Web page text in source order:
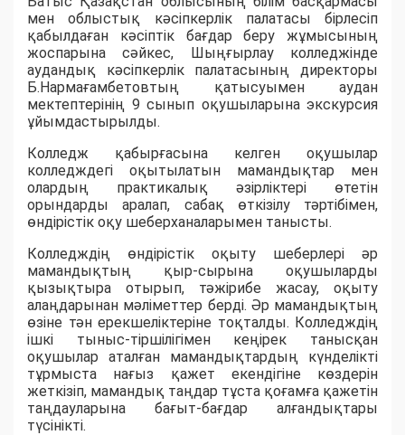
мен облыстық кәсіпкерлік палатасы бірлесіп
қабылдаған кәсіптік бағдар беру жұмысының
жоспарына сәйкес, Шыңғырлау колледжінде
аудандық кәсіпкерлік палатасының директоры
Б.Нармағамбетовтың қатысуымен аудан
мектептерінің 9 сынып оқушыларына экскурсия
ұйымдастырылды.
Колледж қабырғасына келген оқушылар
колледждегі оқытылатын мамандықтар мен
олардың практикалық әзірліктері өтетін
орындарды аралап, сабақ өткізілу тәртібімен,
өндірістік оқу шеберханаларымен танысты.
Колледждің өндірістік оқыту шеберлері әр
мамандықтың қыр-сырына оқушыларды
қызықтыра отырып, тәжірибе жасау, оқыту
алаңдарынан мәліметтер берді. Әр мамандықтың
өзіне тән ерекшеліктеріне тоқталды. Колледждің
ішкі тыныс-тіршілігімен кеңірек танысқан
оқушылар аталған мамандықтардың күнделікті
тұрмыста нағыз қажет екендігіне көздерін
жеткізіп, мамандық таңдар тұста қоғамға қажетін
таңдауларына бағыт-бағдар алғандықтары
түсінікті.